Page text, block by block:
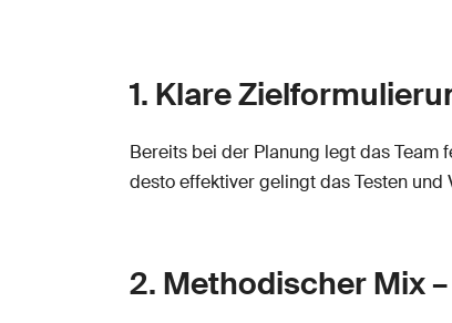
1. Klare
Bereits bei der Planung legt das Team
desto effektiver gelingt das Testen und
2. Methodischer Mix